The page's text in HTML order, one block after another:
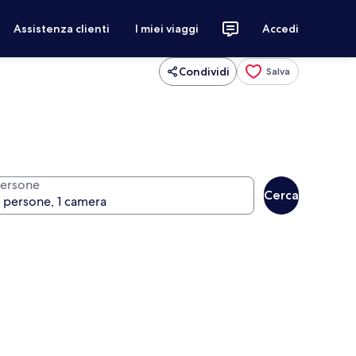
Assistenza clienti I miei viaggi Accedi
Condividi Salva
Cerca